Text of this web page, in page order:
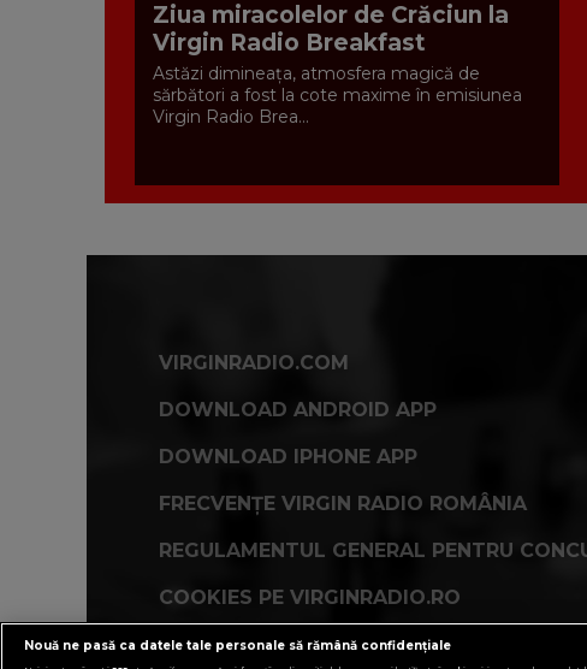
Ziua miracolelor de Crăciun la
Virgin Radio Breakfast
Astăzi dimineața, atmosfera magică de
sărbători a fost la cote maxime în emisiunea
Virgin Radio Brea...
VIRGINRADIO.COM
DOWNLOAD ANDROID APP
DOWNLOAD IPHONE APP
FRECVENȚE VIRGIN RADIO ROMÂNIA
REGULAMENTUL GENERAL PENTRU
COOKIES PE VIRGINRADIO.RO
Nouă ne pasă ca datele tale personale să rămână confidențiale